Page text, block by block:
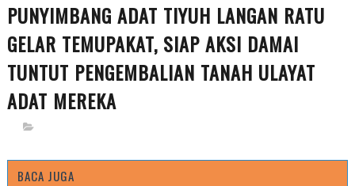
‎PUNYIMBANG ADAT TIYUH LANGAN RATU
GELAR TEMUPAKAT, SIAP AKSI DAMAI
TUNTUT PENGEMBALIAN TANAH ULAYAT
ADAT MEREKA
BACA JUGA